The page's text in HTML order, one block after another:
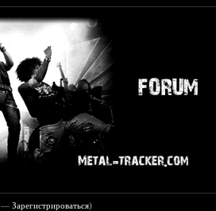
—Зарегистрироваться)